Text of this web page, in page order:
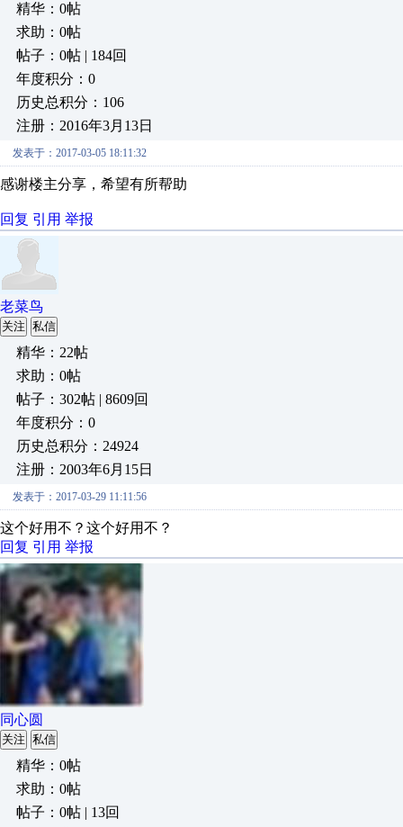
精华：0帖
求助：0帖
帖子：0帖 | 184回
年度积分：0
历史总积分：106
注册：2016年3月13日
发表于：2017-03-05 18:11:32
感谢楼主分享，希望有所帮助
回复 引用 举报
老菜鸟
关注 私信
精华：22帖
求助：0帖
帖子：302帖 | 8609回
年度积分：0
历史总积分：24924
注册：2003年6月15日
发表于：2017-03-29 11:11:56
这个好用不？这个好用不？
回复 引用 举报
同心圆
关注 私信
精华：0帖
求助：0帖
帖子：0帖 | 13回